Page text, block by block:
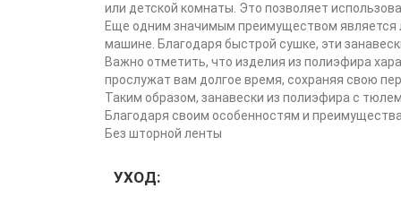
или детской комнаты. Это позволяет
Еще одним значимым преимуществом является
машине. Благодаря быстрой сушке, эти
Важно отметить, что изделия из полиэфира
прослужат вам долгое время, сохраняя свою
Таким образом, занавески из полиэфира с
Благодаря своим особенностям и
Без шторной ленты
УХОД: